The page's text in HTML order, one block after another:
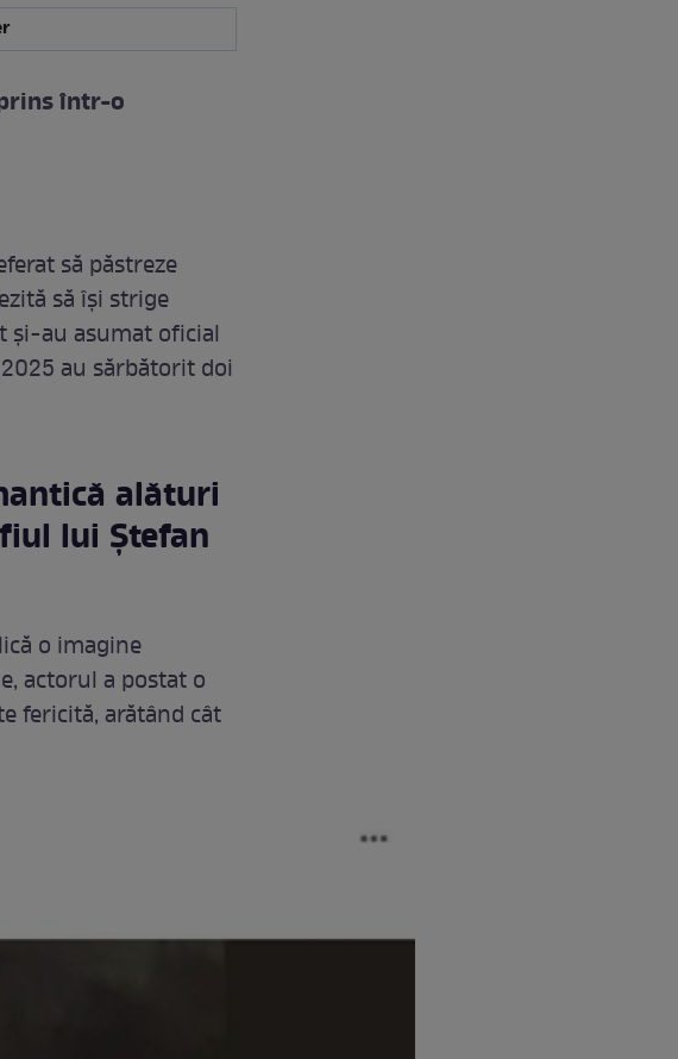
într-o
să păstreze
să își strige
și-au asumat oficial
au sărbătorit doi
alături
lui Ștefan
o imagine
actorul a postat o
fericită, arătând cât